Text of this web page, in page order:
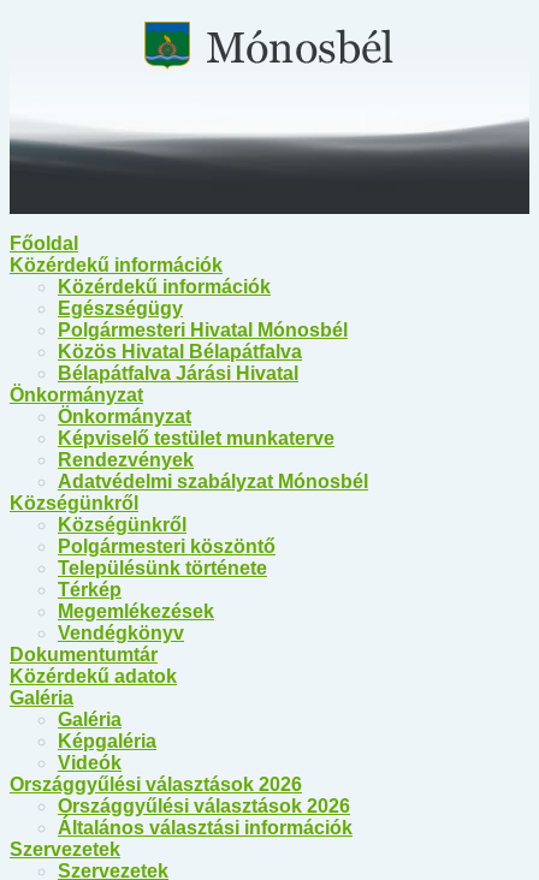
Főoldal
Közérdekű információk
Közérdekű információk
Egészségügy
Polgármesteri Hivatal Mónosbél
Közös Hivatal Bélapátfalva
Bélapátfalva Járási Hivatal
Önkormányzat
Önkormányzat
Képviselő testület munkaterve
Rendezvények
Adatvédelmi szabályzat Mónosbél
Községünkről
Községünkről
Polgármesteri köszöntő
Településünk története
Térkép
Megemlékezések
Vendégkönyv
Dokumentumtár
Közérdekű adatok
Galéria
Galéria
Képgaléria
Videók
Országgyűlési választások 2026
Országgyűlési választások 2026
Általános választási információk
Szervezetek
Szervezetek